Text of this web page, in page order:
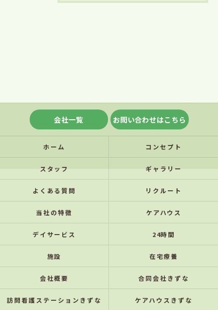
会社一覧 お問い合わせはこちら
ホーム コンセプト
スタッフ ギャラリー
よくある質問 リクルート
当社の特徴 ケアハウス
デイサービス 24時間
施設 在宅療養
会社概要 合同会社きずな
訪問看護ステーションきずな ケアハウスきずな